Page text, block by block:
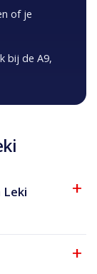
of je
bij de A9,